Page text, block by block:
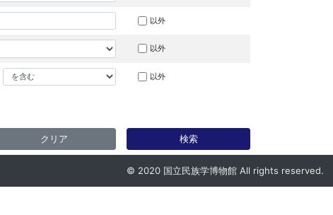
以外
以外
以外
クリア 検索
© 2020 国立民族学博物館 All rights reserved.